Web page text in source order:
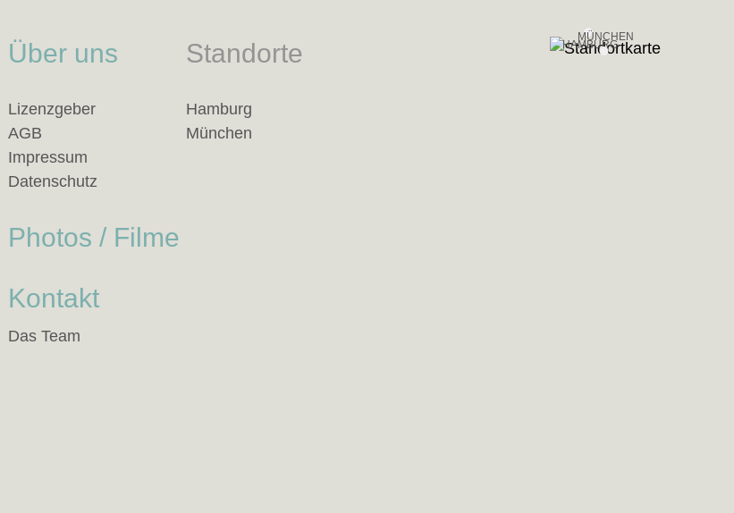
Standorte
Hamburg
München
HAMBURG
MÜNCHEN
Über uns
Lizenzgeber
AGB
Impressum
Datenschutz
Photos / Filme
Kontakt
Das Team